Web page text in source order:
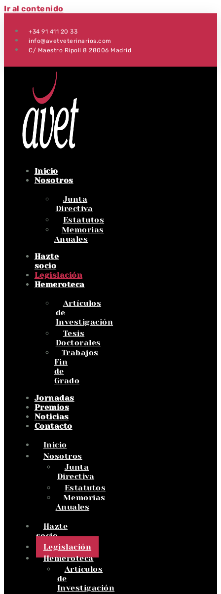
Ir al contenido
+34 91 411 20 33
info@avetveterinarios.com
C/ Maestro Ripoll 8 28006 Madrid
Inicio
Nosotros
Junta
Directiva
Estatutos
Memorias
Anuales
Hazte
socio
Legislación
Hemeroteca
Artículos
de
Investigación
Tesis
Doctorales
Trabajos
Fin
de
Grado
Jornadas
Premios
Noticias
Contacto
Inicio
Nosotros
Junta
Directiva
Estatutos
Memorias
Anuales
Hazte
socio
Legislación
Hemeroteca
Artículos
de
Investigación